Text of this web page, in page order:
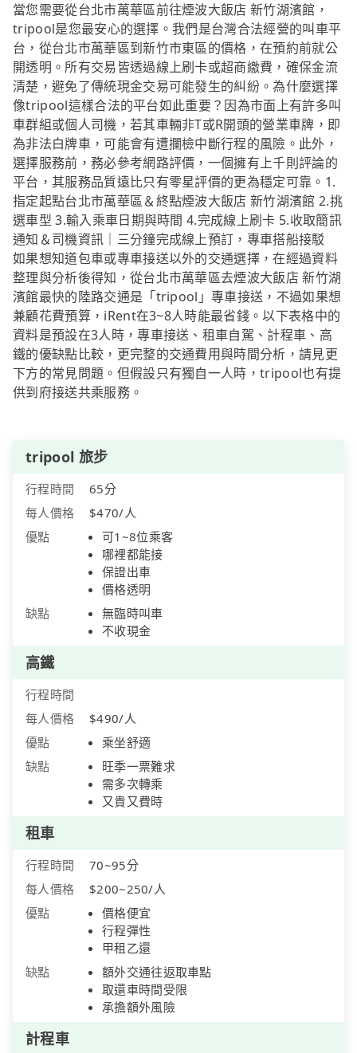
當您需要從台北市萬華區前往煙波大飯店 新竹湖濱館，
tripool是您最安心的選擇。我們是台灣合法經營的叫車平
台，從台北市萬華區到新竹市東區的價格，在預約前就公
開透明。所有交易皆透過線上刷卡或超商繳費，確保金流
清楚，避免了傳統現金交易可能發生的糾紛。為什麼選擇
像tripool這樣合法的平台如此重要？因為市面上有許多叫
車群組或個人司機，若其車輛非T或R開頭的營業車牌，即
為非法白牌車，可能會有遭攔檢中斷行程的風險。此外，
選擇服務前，務必參考網路評價，一個擁有上千則評論的
平台，其服務品質遠比只有零星評價的更為穩定可靠。1.
指定起點台北市萬華區＆終點煙波大飯店 新竹湖濱館 2.挑
選車型 3.輸入乘車日期與時間 4.完成線上刷卡 5.收取簡訊
通知＆司機資訊｜三分鐘完成線上預訂，專車搭船接駁
如果想知道包車或專車接送以外的交通選擇，在經過資料
整理與分析後得知，從台北市萬華區去煙波大飯店 新竹湖
濱館最快的陸路交通是「tripool」專車接送，不過如果想
兼顧花費預算，iRent在3~8人時能最省錢。以下表格中的
資料是預設在3人時，專車接送、租車自駕、計程車、高
鐵的優缺點比較，更完整的交通費用與時間分析，請見更
下方的常見問題。但假設只有獨自一人時，tripool也有提
供到府接送共乘服務。
tripool 旅步
行程時間
65分
每人價格
$470/人
優點
可1~8位乘客
哪裡都能接
保證出車
價格透明
缺點
無臨時叫車
不收現金
高鐵
行程時間
每人價格
$490/人
優點
乘坐舒適
缺點
旺季一票難求
需多次轉乘
又貴又費時
租車
行程時間
70~95分
每人價格
$200~250/人
優點
價格便宜
行程彈性
甲租乙還
缺點
額外交通往返取車點
取還車時間受限
承擔額外風險
計程車